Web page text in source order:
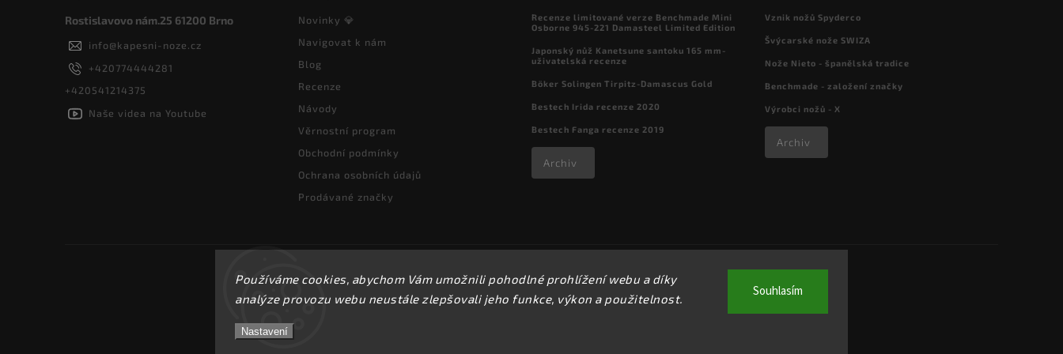
Používáme cookies, abychom Vám umožnili pohodlné prohlížení webu a díky
analýze provozu webu neustále zlepšovali jeho funkce, výkon a použitelnost.
Nastavení
Souhlasím
Rostislavovo nám.25 61200 Brno
info@kapesni-noze.cz
+420774444281
+420541214375
Naše videa na Youtube
Novinky 💎
Navigovat k nám
Blog
Recenze
Návody
Věrnostní program
Obchodní podmínky
Ochrana osobních údajů
Prodávané značky
Recenze limitované verze Benchmade Mini
Osborne 945-221 Damasteel Limited Edition
Japonský nůž Kanetsune santoku 165 mm-
uživatelská recenze
Böker Solingen Tirpitz-Damascus Gold
Bestech Irida recenze 2020
Bestech Fanga recenze 2019
Archiv
Vznik nožů Spyderco
Švýcarské nože SWIZA
Nože Nieto - španělská tradice
Benchmade - založení značky
Výrobci nožů - X
Archiv
Copyright 2026kapesni-noze.cz . Všechna práva vyhrazena.
Upravit nastavení cookies